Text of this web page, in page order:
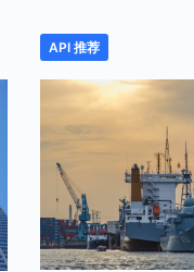
API 推荐